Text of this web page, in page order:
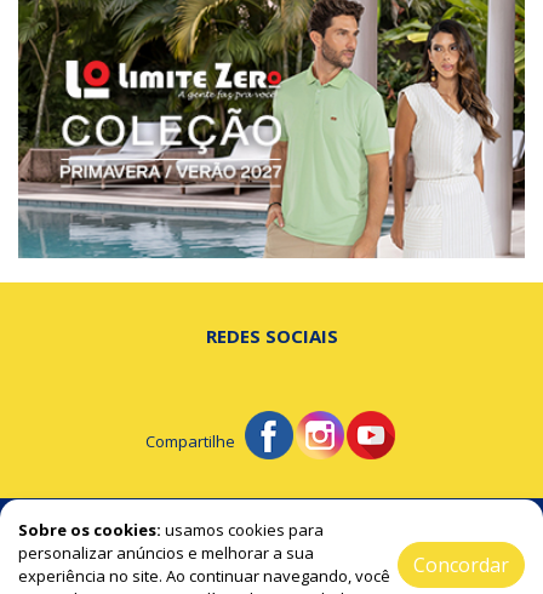
Sobre os cookies: usamos cookies para
personalizar anúncios e melhorar a sua
experiência no site. Ao continuar navegando, você
Concordar
REDES SOCIAIS
Compartilhe
© Portal de Beltrão - A notícia na hora certa!